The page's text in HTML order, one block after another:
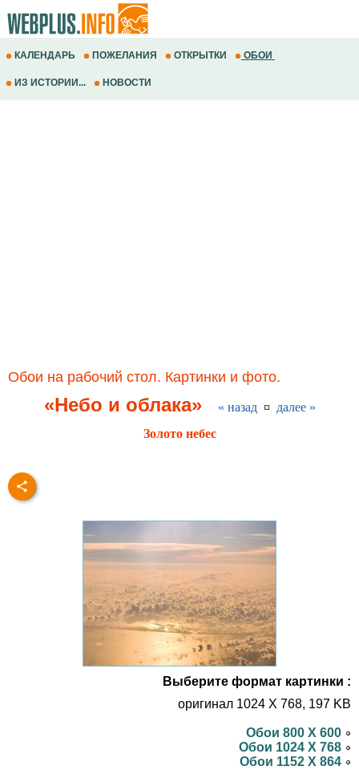
КАЛЕНДАРЬ ПОЖЕЛАНИЯ ОТКРЫТКИ ОБОИ
ИЗ ИСТОРИИ... НОВОСТИ
Обои на рабочий стол. Картинки и фото.
«Небо и облака» « назад¤ далее »
Золото небес
Выберите формат картинки :
оригинал 1024 X 768, 197 KB
Обои 800 X 600
Обои 1024 X 768
Обои 1152 X 864